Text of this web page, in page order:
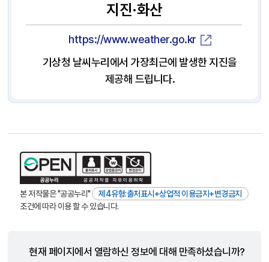
지진·화산
https://www.weather.go.kr
기상청 날씨누리에서 가장최근에 발생한 지진을
제공해 드립니다.
본 저작물은 "공공누리"
제4유형:출처표시+상업적 이용금지+변경금지
조건에 따라 이용 할 수 있습니다.
현재 페이지에서 열람하신 정보에 대해 만족하셨습니까?